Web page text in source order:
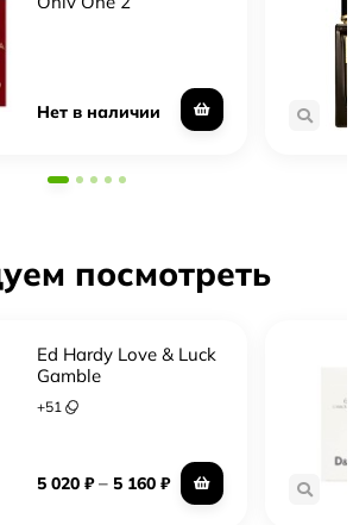
флакон, часто без
обычно выгоднее
— запечатанный оригинал в
Нет в наличии
посмотреть
Ed Hardy Love & Luck
Gamble
+51
5 020₽– 5 160₽